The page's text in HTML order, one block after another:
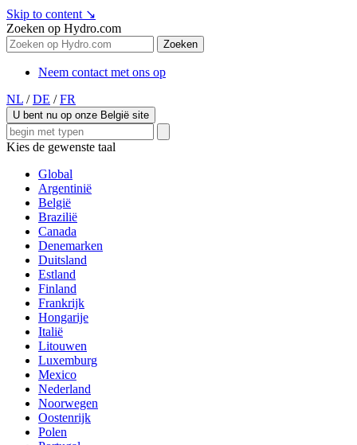
Skip to content ↘
Zoeken op Hydro.com
Zoeken
Neem contact met ons op
NL / DE / FR
U bent nu op onze België site
Kies de gewenste taal
Global
Argentinië
België
Brazilië
Canada
Denemarken
Duitsland
Estland
Finland
Frankrijk
Hongarije
Italië
Litouwen
Luxemburg
Mexico
Nederland
Noorwegen
Oostenrijk
Polen